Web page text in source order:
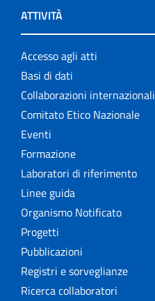
ATTIVITÀ
Accesso agli atti
Basi di dati
Collaborazioni internazionali
Comitato Etico Nazionale
Eventi
Formazione
Laboratori di riferimento
Linee guida
Organismo Notificato
Progetti
Pubblicazioni
Registri e sorveglianze
Ricerca collaboratori